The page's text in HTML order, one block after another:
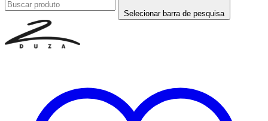
Selecionar barra de pesquisa